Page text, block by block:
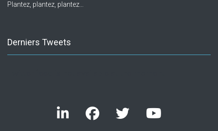
Plantez, plantez, plantez…
Derniers Tweets